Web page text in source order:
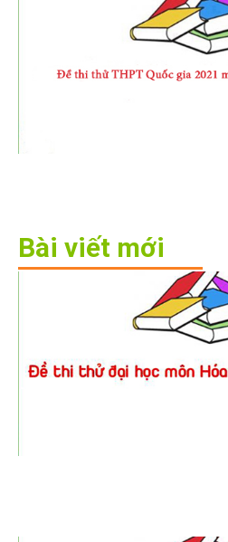
Bài viết mới